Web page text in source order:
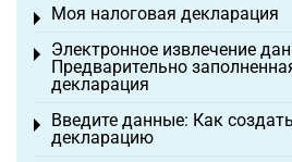
Моя налоговая декларация
Toggle menu
Электронное извлечение
Предварительно
декларация
Toggle menu
Введите данные: Как
декларацию
Toggle menu